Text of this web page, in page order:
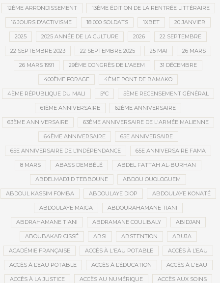
12ÈME ARRONDISSEMENT 13ÈME ÉDITION DE LA RENTRÉE LITTÉRAIRE
16 JOURS D'ACTIVISME 18 000 SOLDATS 1XBET 20 JANVIER
2025 2025 ANNÉE DE LA CULTURE 2026 22 SEPTEMBRE
22 SEPTEMBRE 2023 22 SEPTEMBRE 2025 25 MAI 26 MARS
26 MARS 1991 29ÈME CONGRÈS DE L'AEEM 31 DÉCEMBRE
400ÈME FORAGE 4ÈME PONT DE BAMAKO
4ÈME RÉPUBLIQUE DU MALI 5°C 5ÈME RECENSEMENT GÉNÉRAL
61ÈME ANNIVERSAIRE 62ÈME ANNIVERSAIRE
63ÈME ANNIVERSAIRE 63ÈME ANNIVERSAIRE DE L'ARMÉE MALIENNE
64ÈME ANNIVERSAIRE 65E ANNIVERSAIRE
65E ANNIVERSAIRE DE L’INDÉPENDANCE 65E ANNIVERSAIRE FAMA
8 MARS ABASS DEMBÉLÉ ABDEL FATTAH AL-BURHAN
ABDELMADJID TEBBOUNE ABDOU OUOLOGUEM
ABDOUL KASSIM FOMBA ABDOULAYE DIOP ABDOULAYE KONATÉ
ABDOULAYE MAÏGA ABDOURAHAMANE TIANI
ABDRAHAMANE TIANI ABDRAMANE COULIBALY ABIDJAN
ABOUBAKAR CISSÉ ABSI ABSTENTION ABUJA
ACADÉMIE FRANÇAISE ACCÈS À L'EAU POTABLE ACCÈS À L’EAU
ACCÈS À L’EAU POTABLE ACCÈS À L’ÉDUCATION ACCÈS À L'EAU
ACCÈS À LA JUSTICE ACCÈS AU NUMÉRIQUE ACCÈS AUX SOINS